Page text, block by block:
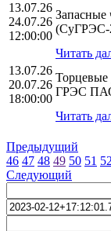
13.07.26
24.07.26
12:00:00
Запасные
(СуГРЭС-
Читать
13.07.26
20.07.26
18:00:00
Торцевые
ГРЭС
Читать
Предыдущий
46 47 48 49 50 51 52
Следующий